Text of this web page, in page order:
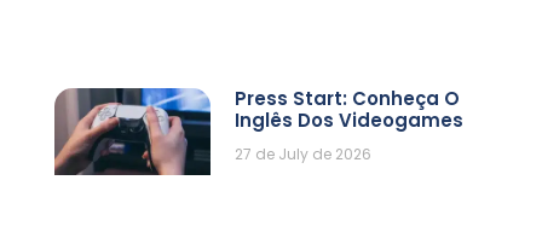
Press Start: Conheça O
Inglês Dos Videogames
27 de July de 2026